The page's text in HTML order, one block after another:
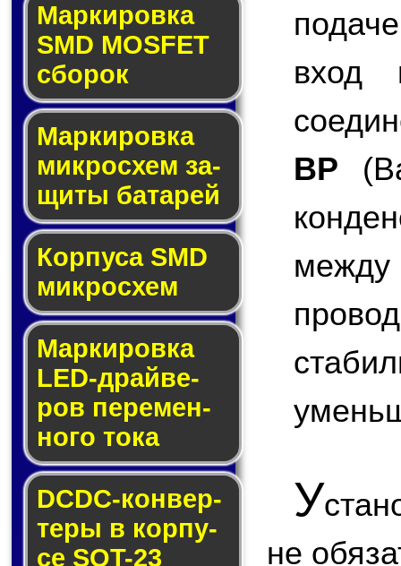
Мар­ки­ров­ка
SMD MOSFET
сбо­рок
Мар­ки­ров­ка
мик­ро­схем за­
щи­ты ба­та­рей
Корпуса SMD
мик­ро­схем
Маркировка
LED-драй­ве­
ров пе­ре­мен­
но­го то­ка
DCDC-кон­вер­
те­ры в кор­пу­
се SOT-23
вход
BP
У
не